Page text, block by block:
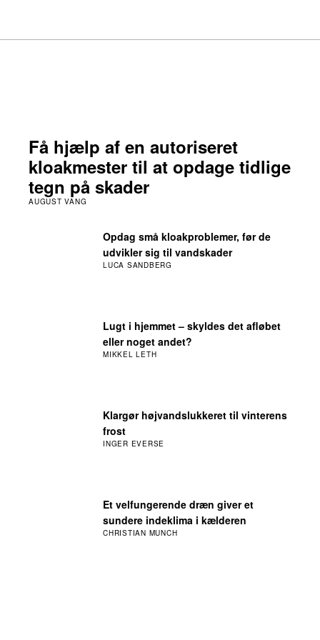
Et velfungerende dræn giver et
sundere indeklima i kælderen
CHRISTIAN MUNCH
Klargør højvandslukkeret til vinterens
frost
INGER EVERSE
Lugt i hjemmet – skyldes det afløbet
eller noget andet?
MIKKEL LETH
Opdag små kloakproblemer, før de
udvikler sig til vandskader
LUCA SANDBERG
Få hjælp af en autoriseret
kloakmester til at opdage tidlige
tegn på skader
AUGUST VANG